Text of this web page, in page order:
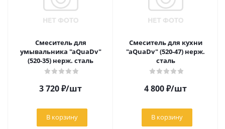
Смеситель для
умывальника "aQuaDv"
(520-35) нерж. сталь
3 720₽/шт
В корзину
Смеситель для кухни
"aQuaDv" (520-47) нерж.
сталь
4 800₽/шт
В корзину